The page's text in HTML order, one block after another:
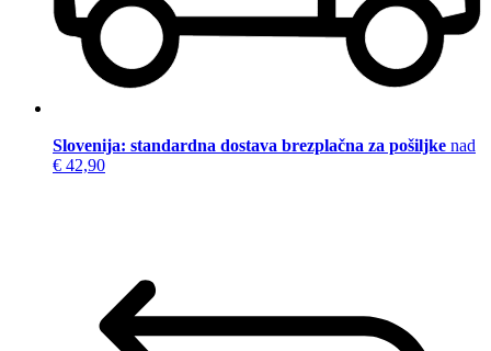
Slovenija: standardna dostava brezplačna za pošiljke nad
€ 42,90